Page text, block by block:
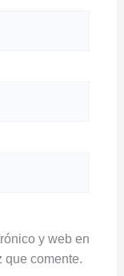
y web en
que comente.